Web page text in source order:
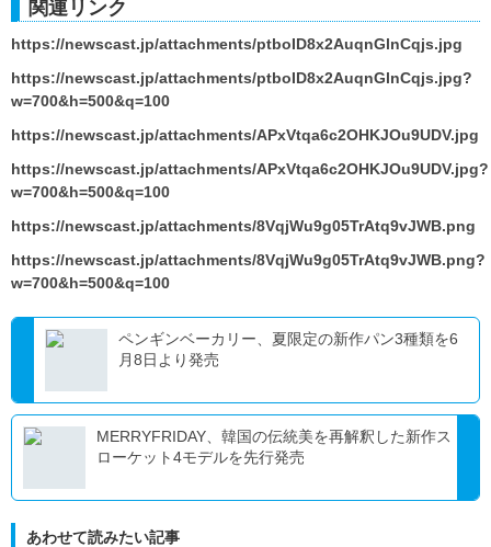
関連リンク
https://newscast.jp/attachments/ptboID8x2AuqnGlnCqjs.jpg
https://newscast.jp/attachments/ptboID8x2AuqnGlnCqjs.jpg?
w=700&h=500&q=100
https://newscast.jp/attachments/APxVtqa6c2OHKJOu9UDV.jpg
https://newscast.jp/attachments/APxVtqa6c2OHKJOu9UDV.jpg?
w=700&h=500&q=100
https://newscast.jp/attachments/8VqjWu9g05TrAtq9vJWB.png
https://newscast.jp/attachments/8VqjWu9g05TrAtq9vJWB.png?
w=700&h=500&q=100
ペンギンベーカリー、夏限定の新作パン3種類を6
月8日より発売
MERRYFRIDAY、韓国の伝統美を再解釈した新作ス
ローケット4モデルを先行発売
あわせて読みたい記事